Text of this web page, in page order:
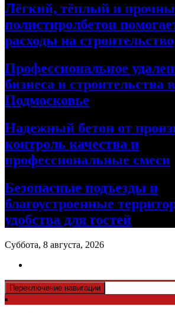
Лёгкий, тёплый и
полистиролбетон
расходы на строительство
Профессиональное
бизнеса и строительства в
Подмосковье
Надежный бетон от
контроль качества и
профессиональные смеси
Безопасные подъезды и
благоустроенные
удобства для гостей
Суббота, 8 августа, 2026
Переключение навигации